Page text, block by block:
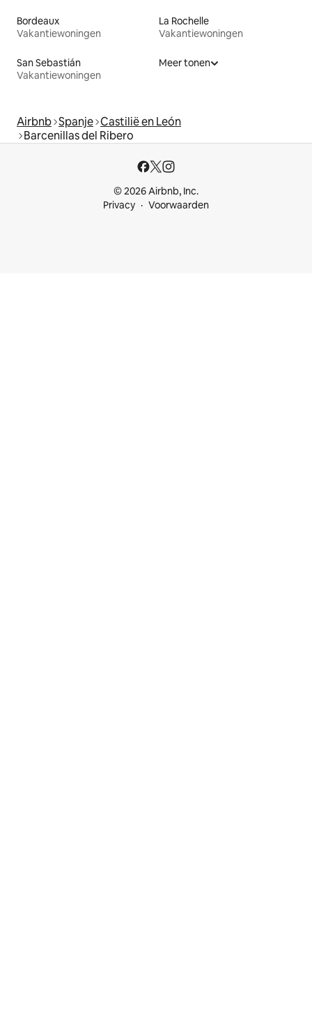
Bordeaux
Vakantiewoningen
La Rochelle
Vakantiewoningen
San Sebastián
Vakantiewoningen
Meer tonen
Airbnb Spanje Castilië en León
Barcenillas del Ribero
© 2026 Airbnb, Inc.
Privacy
Voorwaarden